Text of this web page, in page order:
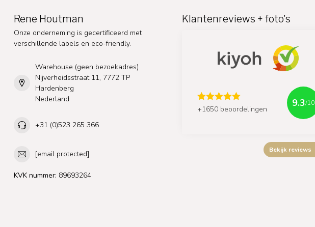
Rene Houtman
Onze onderneming is gecertificeerd met
verschillende labels en eco-friendly.
Warehouse (geen bezoekadres)
Nijverheidsstraat 11, 7772 TP
Hardenberg
Nederland
+31 (0)523 265 366
[email protected]
KVK nummer: 89693264
Klantenreviews + foto's
+1650 beoordelingen
9.3/10
Bekijk reviews